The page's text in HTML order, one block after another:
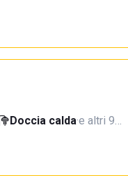
Doccia calda·e altri 9…